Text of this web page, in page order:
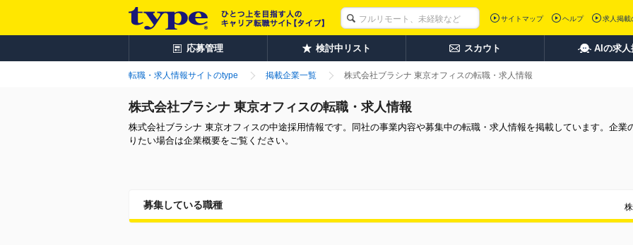
サイトマップ ヘルプ 求人掲載
応募管理 検討中リスト スカウト AIの求人
転職・求人情報サイトのtype 掲載企業一覧 株式会社ブラシナ 東京オフィスの転職・求人情報
株式会社ブラシナ 東京オフィスの転職・求人情報
株式会社ブラシナ 東京オフィスの中途採用情報です。同社の事業内容や募集中の転職・求人情報を掲載しています。企業
りたい場合は企業概要をご覧ください。
募集している職種